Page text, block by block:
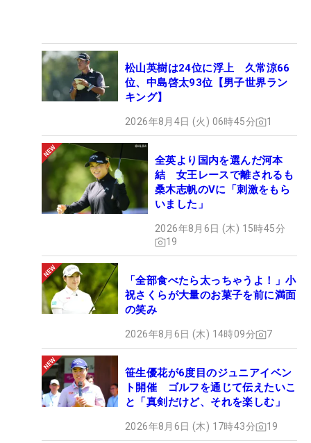
松山英樹は24位に浮上 久常涼66
位、中島啓太93位【男子世界ラン
キング】
2026年8月4日 (火) 06時45分 1
全英より国内を選んだ河本
結 女王レースで離されるも
桑木志帆のVに「刺激をもら
いました」
2026年8月6日 (木) 15時45分
19
「全部食べたら太っちゃうよ！」小
祝さくらが大量のお菓子を前に満面
の笑み
2026年8月6日 (木) 14時09分 7
笹生優花が6度目のジュニアイベン
ト開催 ゴルフを通じて伝えたいこ
と「真剣だけど、それを楽しむ」
2026年8月6日 (木) 17時43分 19